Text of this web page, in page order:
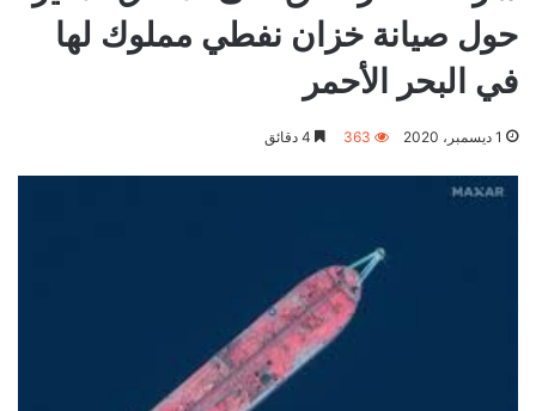
حول صيانة خزان نفطي مملوك لها
في البحر الأحمر
1 ديسمبر، 2020 363